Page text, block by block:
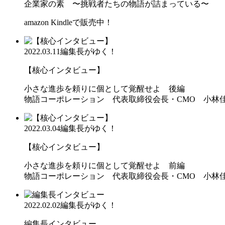
企業家の素 〜挑戦者たちの物語が詰まっている〜
amazon Kindleで販売中！
2022.03.11編集長がゆく！
【核心インタビュー】
小さな進歩を頼りに個として覚醒せよ 後編
物語コーポレーション 代表取締役会長・CMO 小林
2022.03.04編集長がゆく！
【核心インタビュー】
小さな進歩を頼りに個として覚醒せよ 前編
物語コーポレーション 代表取締役会長・CMO 小林
2022.02.02編集長がゆく！